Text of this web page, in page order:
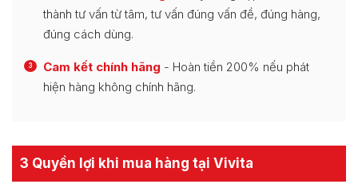
thành tư vấn từ tâm, tư vấn đúng vấn đề, đúng hàng,
đúng cách dùng.
3 Cam kết chính hãng - Hoàn tiền 200% nếu phát
hiện hàng không chính hãng.
3 Quyền lợi khi mua hàng tại Vivita